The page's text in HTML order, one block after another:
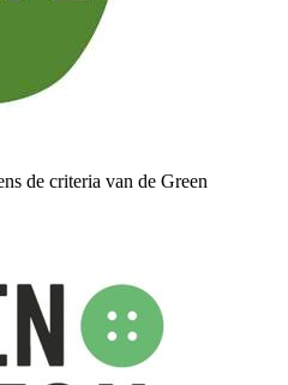
de criteria van de Green